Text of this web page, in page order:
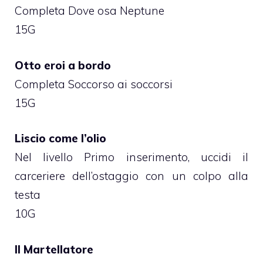
Completa Dove osa Neptune
15G
Otto eroi a bordo
Completa Soccorso ai soccorsi
15G
Liscio come l’olio
Nel livello Primo inserimento, uccidi il
carceriere dell’ostaggio con un colpo alla
testa
10G
Il Martellatore